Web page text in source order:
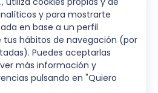
core 1,8 GHz)
Flash de
tarjeta micro
y para mostrarte
en base a un perfil
tus hábitos de navegación (por
Puedes aceptarlas
más información y
pulsando en "Quiero